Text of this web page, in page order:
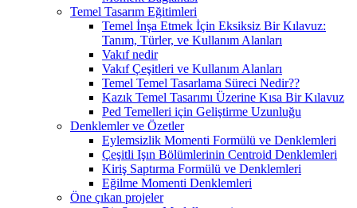
Temel Tasarım Eğitimleri
Temel İnşa Etmek İçin Eksiksiz Bir Kılavuz:
Tanım, Türler, ve Kullanım Alanları
Vakıf nedir
Vakıf Çeşitleri ve Kullanım Alanları
Temel Temel Tasarlama Süreci Nedir??
Kazık Temel Tasarımı Üzerine Kısa Bir Kılavuz
Ped Temelleri için Geliştirme Uzunluğu
Denklemler ve Özetler
Eylemsizlik Momenti Formülü ve Denklemleri
Çeşitli Işın Bölümlerinin Centroid Denklemleri
Kiriş Saptırma Formülü ve Denklemleri
Eğilme Momenti Denklemleri
Öne çıkan projeler